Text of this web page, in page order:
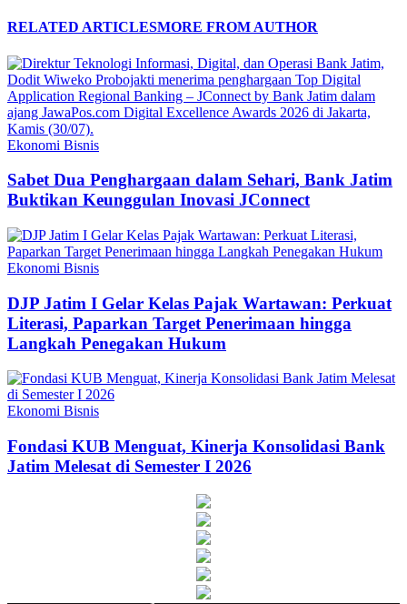
RELATED ARTICLESMORE FROM AUTHOR
Ekonomi Bisnis
Sabet Dua Penghargaan dalam Sehari, Bank Jatim
Buktikan Keunggulan Inovasi JConnect
Ekonomi Bisnis
DJP Jatim I Gelar Kelas Pajak Wartawan: Perkuat
Literasi, Paparkan Target Penerimaan hingga
Langkah Penegakan Hukum
Ekonomi Bisnis
Fondasi KUB Menguat, Kinerja Konsolidasi Bank
Jatim Melesat di Semester I 2026